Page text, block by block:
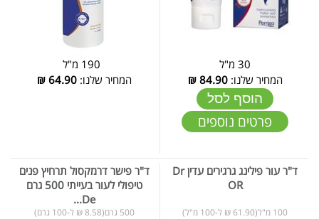
30 מ"ל
המחיר שלנו:84.90
₪
הוסף לסל
פרטים נוספים
המחיר שלנו: 64.90
₪
ד"ר עור פילינג גרגירים עדין Dr
OR
100 מ"ל(61.90 ₪ ל-100 מ"ל)
ד"ר פישר דרמקסול תרחיץ פנים
טיפולי לעור בעייתי 500 גרם
De...
500 גרם(8.58 ₪ ל-100 גרם)